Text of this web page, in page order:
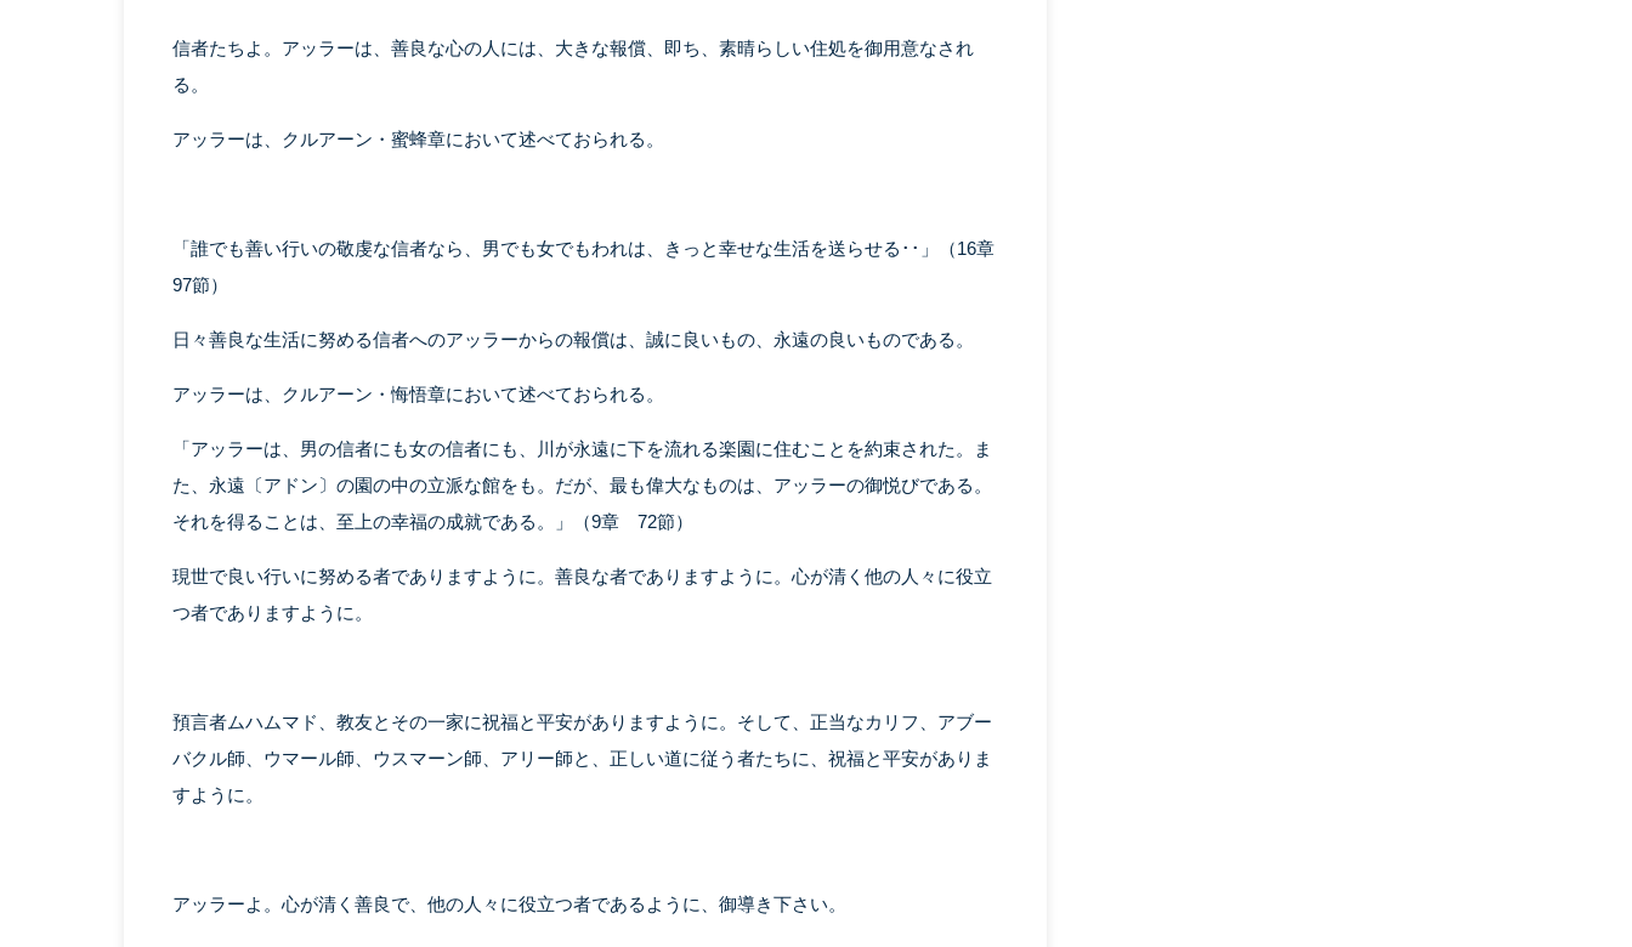
信者たちよ。アッラーは、善良な心の人には、大きな報償、即ち、素晴らしい住処を御用意なされ
る。
アッラーは、クルアーン・蜜蜂章において述べておられる。
「誰でも善い行いの敬虔な信者なら、男でも女でもわれは、きっと幸せな生活を送らせる･･」（16章
97節）
日々善良な生活に努める信者へのアッラーからの報償は、誠に良いもの、永遠の良いものである。
アッラーは、クルアーン・悔悟章において述べておられる。
「アッラーは、男の信者にも女の信者にも、川が永遠に下を流れる楽園に住むことを約束された。ま
た、永遠〔アドン〕の園の中の立派な館をも。だが、最も偉大なものは、アッラーの御悦びである。
それを得ることは、至上の幸福の成就である。」（9章 72節）
現世で良い行いに努める者でありますように。善良な者でありますように。心が清く他の人々に役立
つ者でありますように。
預言者ムハムマド、教友とその一家に祝福と平安がありますように。そして、正当なカリフ、アブー
バクル師、ウマール師、ウスマーン師、アリー師と、正しい道に従う者たちに、祝福と平安がありま
すように。
アッラーよ。心が清く善良で、他の人々に役立つ者であるように、御導き下さい。